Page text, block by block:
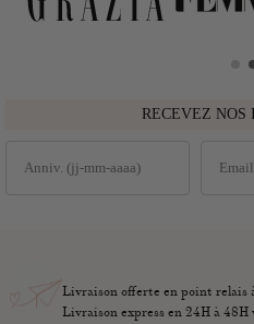
RECEVEZ NOS
Livraison offerte en point relais
Livraison express en 24H à 48H